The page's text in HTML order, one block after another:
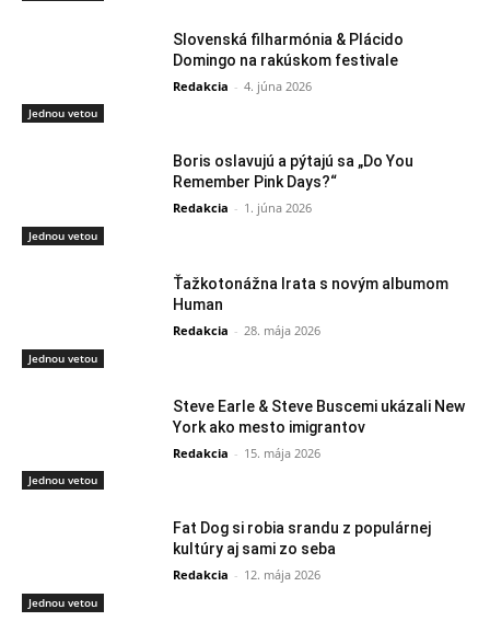
Jednou vetou
Slovenská filharmónia & Plácido
Domingo na rakúskom festivale
Redakcia - 4. júna 2026
Jednou vetou
Boris oslavujú a pýtajú sa „Do You
Remember Pink Days?“
Redakcia - 1. júna 2026
Jednou vetou
Ťažkotonážna Irata s novým albumom
Human
Redakcia - 28. mája 2026
Jednou vetou
Steve Earle & Steve Buscemi ukázali New
York ako mesto imigrantov
Redakcia - 15. mája 2026
Jednou vetou
Fat Dog si robia srandu z populárnej
kultúry aj sami zo seba
Redakcia - 12. mája 2026